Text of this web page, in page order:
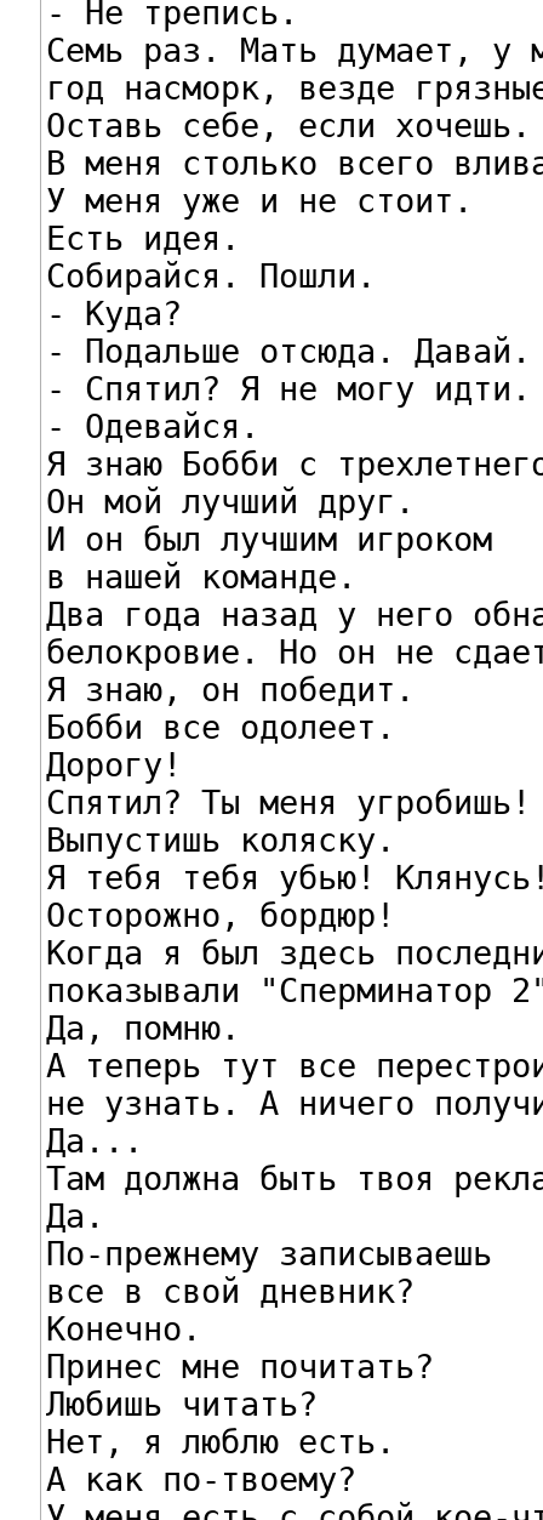
- Не трепись.
Семь раз. Мать думает, у
год насморк, везде
Оставь себе, если хочешь.
В меня столько всего
У меня уже и не стоит.
Есть идея.
Собирайся. Пошли.
- Куда?
- Подальше отсюда. Давай.
- Спятил? Я не могу идти.
- Одевайся.
Я знаю Бобби с
Он мой лучший друг.
И он был лучшим игроком
в нашей команде.
Два года назад у него
белокровие. Но он не
Я знаю, он победит.
Бобби все одолеет.
Дорогу!
Спятил? Ты меня угробишь!
Выпустишь коляску.
Я тебя тебя убью!
Осторожно, бордюр!
Когда я был здесь
показывали "Сперминатор
Да, помню.
А теперь тут все
не узнать. А ничего
Да...
Там должна быть твоя
Да.
По-прежнему записываешь
все в свой дневник?
Конечно.
Принес мне почитать?
Любишь читать?
Нет, я люблю есть.
А как по-твоему?